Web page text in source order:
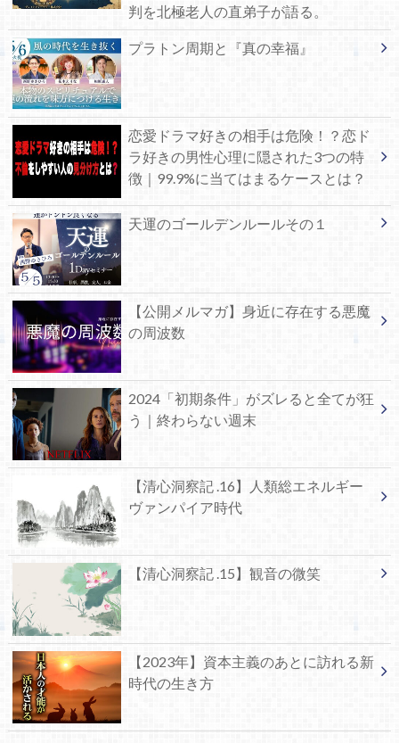
判を北極老人の直弟子が語る。
プラトン周期と『真の幸福』
恋愛ドラマ好きの相手は危険！？恋ド
ラ好きの男性心理に隠された3つの特
徴｜99.9%に当てはまるケースとは？
天運のゴールデンルールその１
【公開メルマガ】身近に存在する悪魔
の周波数
2024「初期条件」がズレると全てが狂
う｜終わらない週末
【清心洞察記 .16】人類総エネルギー
ヴァンパイア時代
【清心洞察記 .15】観音の微笑
【2023年】資本主義のあとに訪れる新
時代の生き方